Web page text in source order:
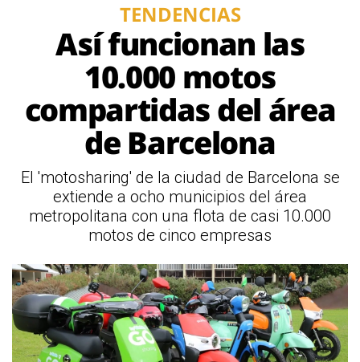
TENDENCIAS
Así funcionan las
10.000 motos
compartidas del área
de Barcelona
El 'motosharing' de la ciudad de Barcelona se
extiende a ocho municipios del área
metropolitana con una flota de casi 10.000
motos de cinco empresas